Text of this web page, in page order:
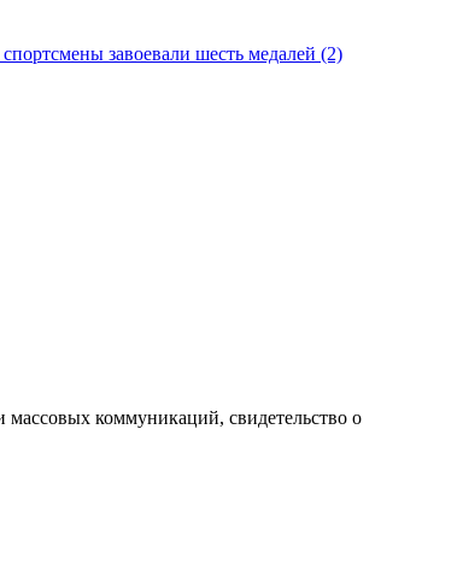
коммуникаций, свидетельство о